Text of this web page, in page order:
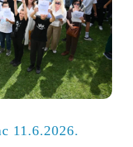
11.6.2026.